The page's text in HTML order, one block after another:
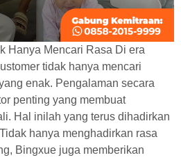
Hanya Mencari Rasa Di era
tidak hanya mencari
enak. Pengalaman secara
penting yang membuat
Hal inilah yang terus dihadirkan
hanya menghadirkan rasa
Bingxue juga memberikan